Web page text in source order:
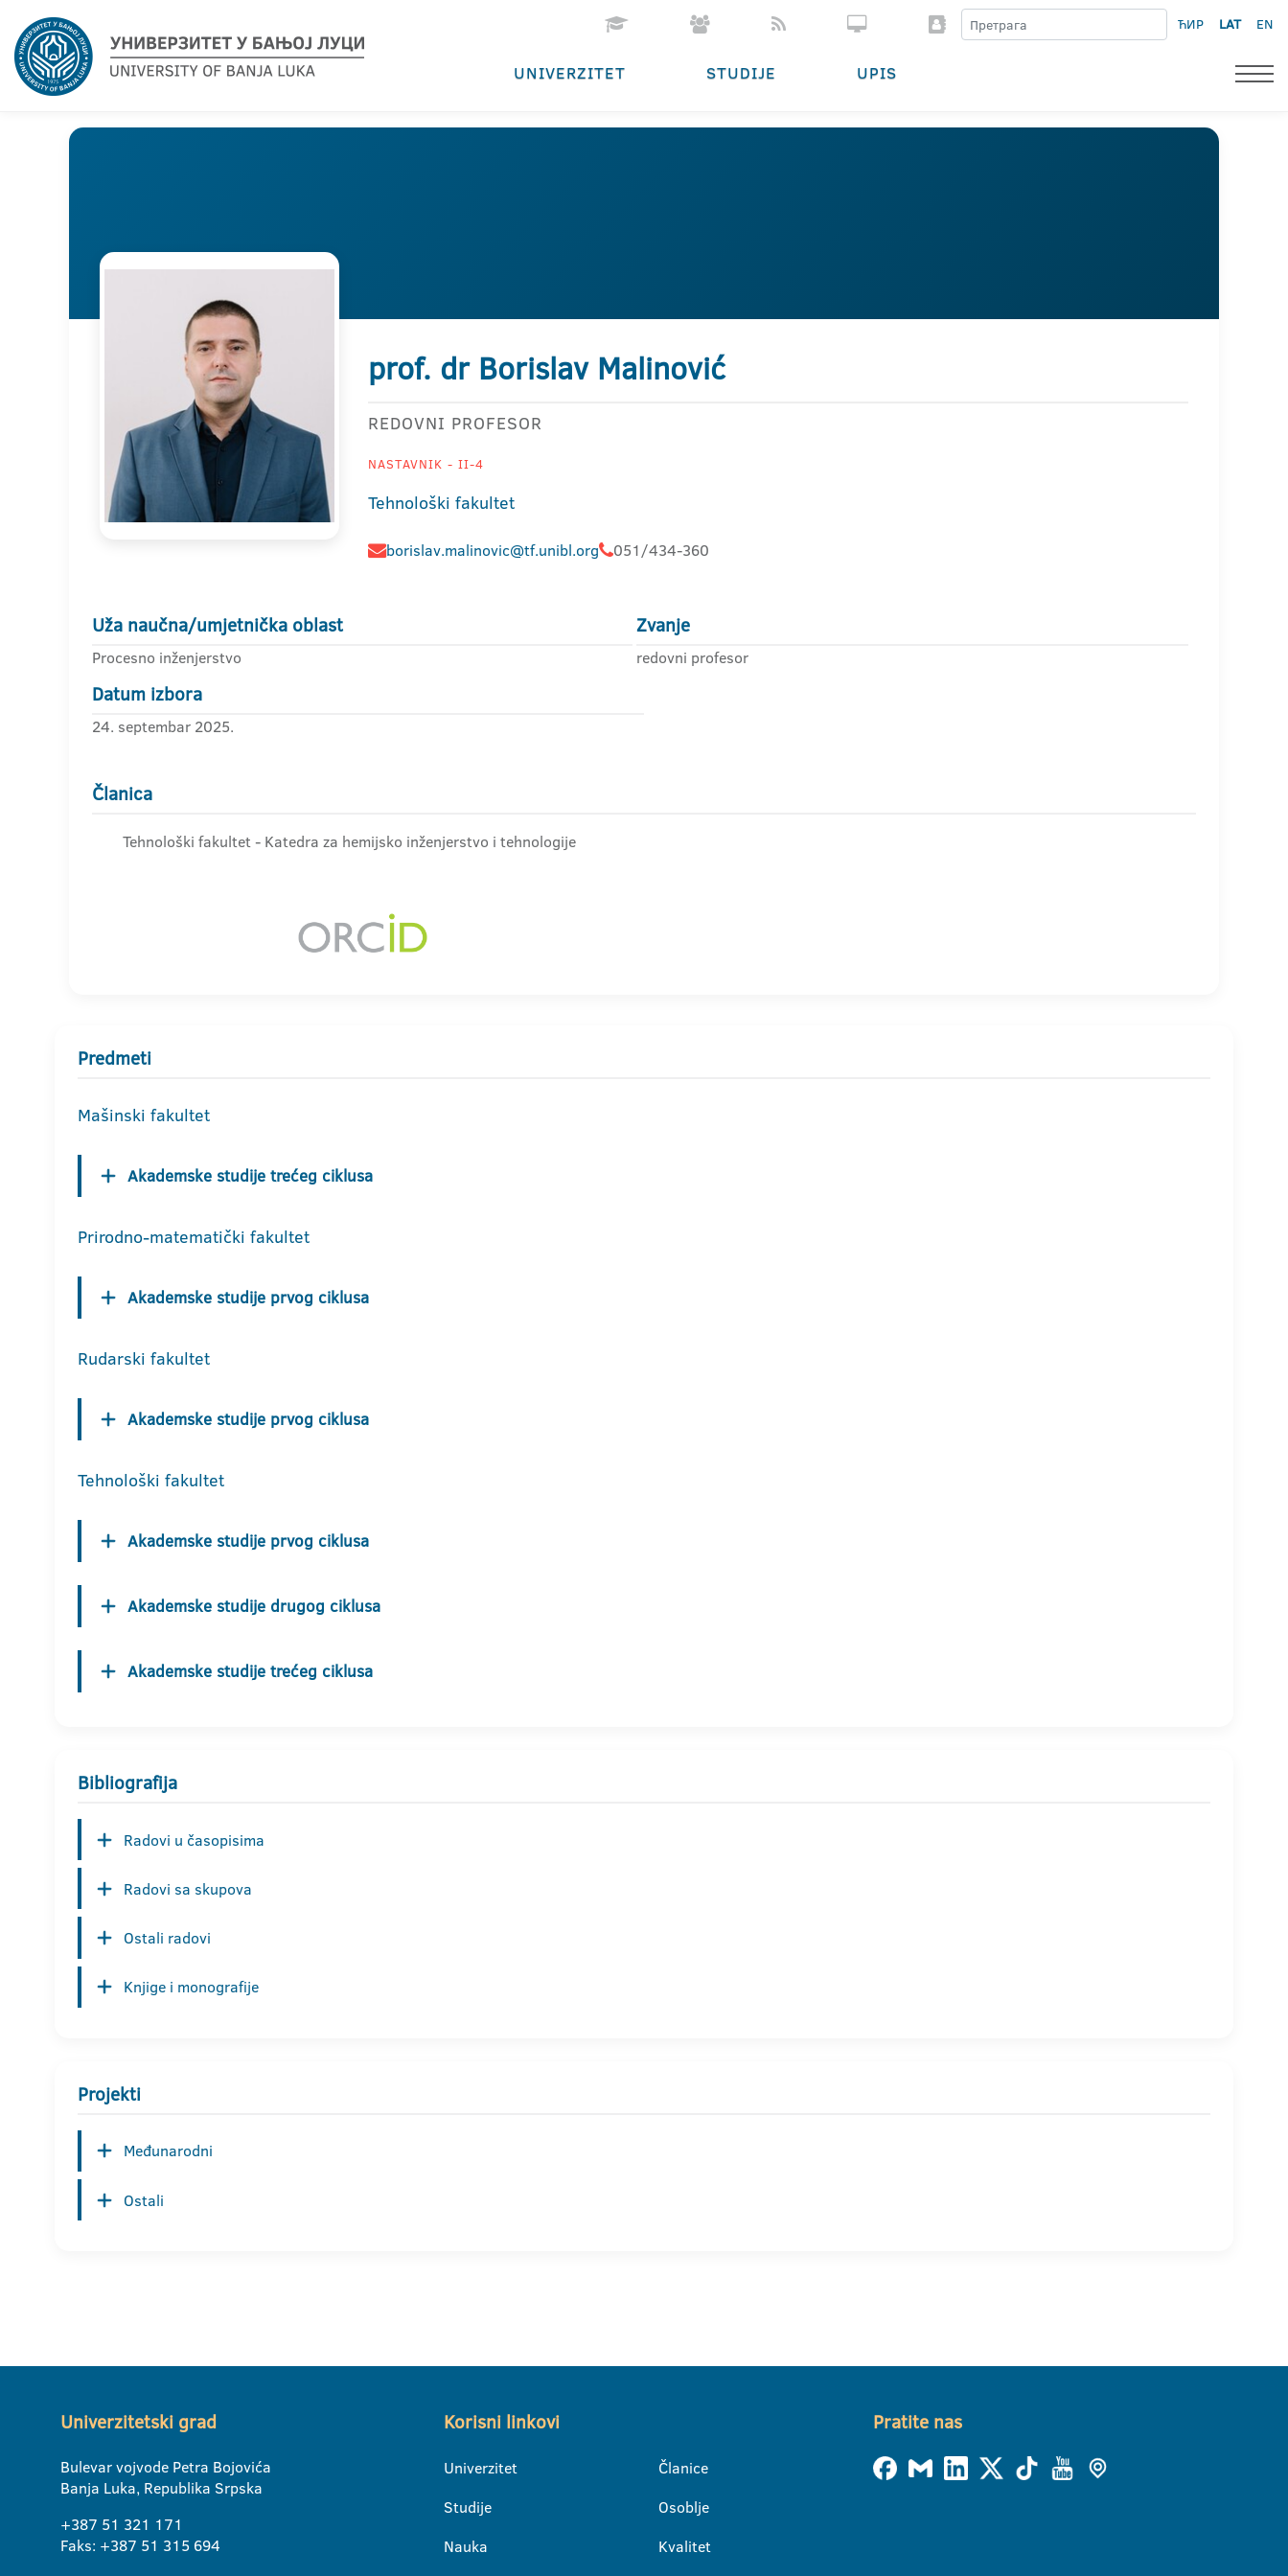
ЋИР LAT EN
UNIVERZITET STUDIJE UPIS
prof. dr Borislav Malinović
REDOVNI PROFESOR
NASTAVNIK - II-4
Tehnološki fakultet
borislav.malinovic@tf.unibl.org 051/434-360
Uža naučna/umjetnička oblast
Procesno inženjerstvo
Zvanje
redovni profesor
Datum izbora
24. septembar 2025.
Članica
Tehnološki fakultet - Katedra za hemijsko inženjerstvo i tehnologije
Predmeti
Mašinski fakultet
Akademske studije trećeg ciklusa
Prirodno-matematički fakultet
Akademske studije prvog ciklusa
Rudarski fakultet
Akademske studije prvog ciklusa
Tehnološki fakultet
Akademske studije prvog ciklusa
Akademske studije drugog ciklusa
Akademske studije trećeg ciklusa
Bibliografija
Radovi u časopisima
Radovi sa skupova
Ostali radovi
Knjige i monografije
Projekti
Međunarodni
Ostali
Univerzitetski grad
Bulevar vojvode Petra Bojovića
Banja Luka, Republika Srpska
+387 51 321 171
Faks: +387 51 315 694
Korisni linkovi
Univerzitet
Studije
Nauka
Članice
Osoblje
Kvalitet
Pratite nas